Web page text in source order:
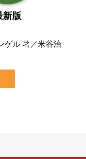
新版
ゲル 著／米谷治